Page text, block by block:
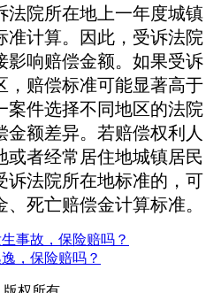
法院所在地上一年度城镇
准计算。因此，受诉法院
响赔偿金额。 如果受诉
，赔偿标准可能显著高于
案件选择不同地区的法院
额差异。 若赔偿权利人
或者经常居住地城镇居民
诉法院所在地标准的，可
死亡赔偿金计算标准。
事故，保险赔吗？
，保险赔吗？